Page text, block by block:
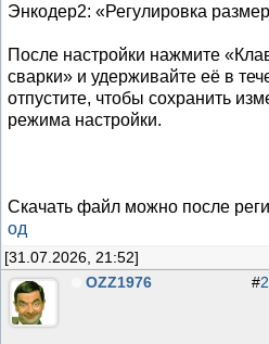
Энкодер2: «Регулировка
После настройки нажмите
сварки» и удерживайте её в
отпустите, чтобы сохранить
режима настройки.
Скачать файл можно после
од
[31.07.2026, 21:52]
OZZ1976
#2